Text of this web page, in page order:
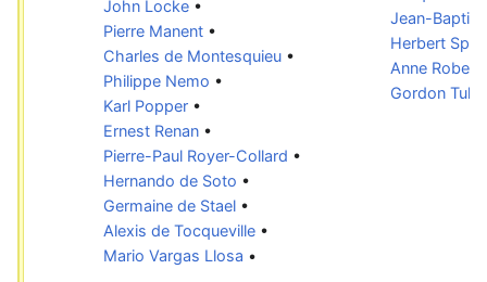
John Locke •
Pierre Manent •
Charles de Montesquieu •
Philippe Nemo •
Karl Popper •
Ernest Renan •
Pierre-Paul Royer-Collard •
Hernando de Soto •
Germaine de Stael •
Alexis de Tocqueville •
Mario Vargas Llosa •
Jean-
Herbert
Anne
Gordon